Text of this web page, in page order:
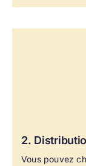
2.
Vous pouvez